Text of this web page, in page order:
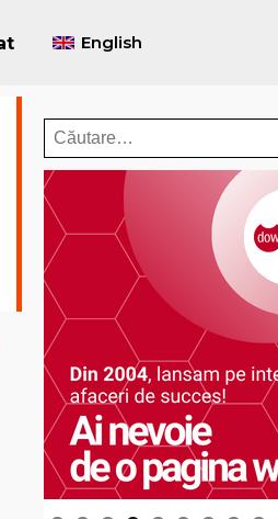
English
Caută
după: